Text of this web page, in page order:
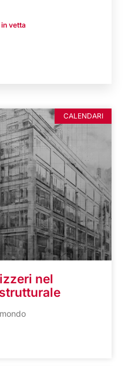
vetta
CALENDARI
nel